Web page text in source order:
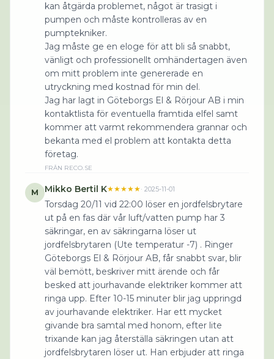
kan åtgärda problemet, något är trasigt i
pumpen och måste kontrolleras av en
pumptekniker.
Jag måste ge en eloge för att bli så snabbt,
vänligt och professionellt omhändertagen även
om mitt problem inte genererade en
utryckning med kostnad för min del.
Jag har lagt in Göteborgs El & Rörjour AB i min
kontaktlista för eventuella framtida elfel samt
kommer att varmt rekommendera grannar och
bekanta med el problem att kontakta detta
företag.
FRÅN RECO.SE
M Mikko Bertil K★★★★★· 2025-11-01
Torsdag 20/11 vid 22:00 löser en jordfelsbrytare
ut på en fas där vår luft/vatten pump har 3
säkringar, en av säkringarna löser ut
jordfelsbrytaren (Ute temperatur -7) . Ringer
Göteborgs El & Rörjour AB, får snabbt svar, blir
väl bemött, beskriver mitt ärende och får
besked att jourhavande elektriker kommer att
ringa upp. Efter 10-15 minuter blir jag uppringd
av jourhavande elektriker. Har ett mycket
givande bra samtal med honom, efter lite
trixande kan jag återställa säkringen utan att
jordfelsbrytaren löser ut. Han erbjuder att ringa